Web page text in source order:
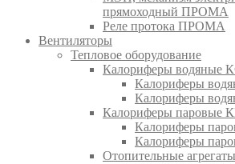
прямоходный ПРОМА
Реле протока ПРОМА
Вентиляторы
Тепловое оборудование
Калориферы водяные
Калориферы
Калориферы
Калориферы паровые
Калориферы
Калориферы
Отопительные